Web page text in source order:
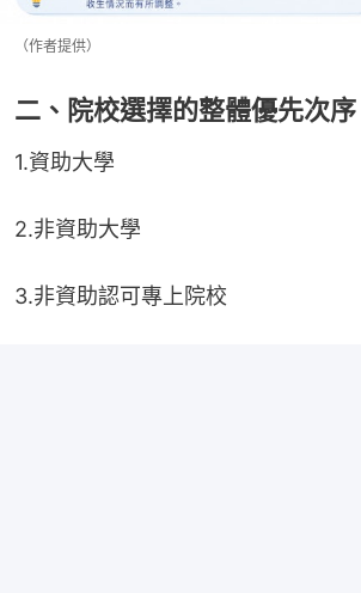
（作者提供）
二、院校選擇的整體優先次序
1.資助大學
2.非資助大學
3.非資助認可專上院校